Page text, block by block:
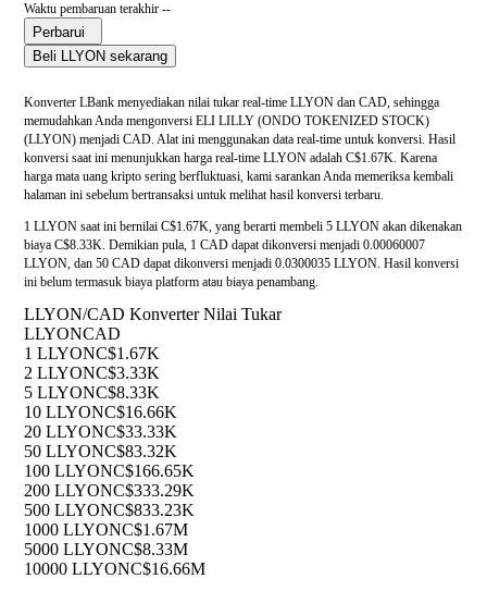
Waktu pembaruan terakhir --
Perbarui
Beli LLYON sekarang
Konverter LBank menyediakan nilai tukar real-time LLYON dan CAD, sehingga
memudahkan Anda mengonversi ELI LILLY (ONDO TOKENIZED STOCK)
(LLYON) menjadi CAD. Alat ini menggunakan data real-time untuk konversi. Hasil
konversi saat ini menunjukkan harga real-time LLYON adalah C$1.67K. Karena
harga mata uang kripto sering berfluktuasi, kami sarankan Anda memeriksa kembali
halaman ini sebelum bertransaksi untuk melihat hasil konversi terbaru.
1 LLYON saat ini bernilai C$1.67K, yang berarti membeli 5 LLYON akan dikenakan
biaya C$8.33K. Demikian pula, 1 CAD dapat dikonversi menjadi 0.00060007
LLYON, dan 50 CAD dapat dikonversi menjadi 0.0300035 LLYON. Hasil konversi
ini belum termasuk biaya platform atau biaya penambang.
LLYON/CAD Konverter Nilai Tukar
LLYONCAD
1 LLYONC$1.67K
2 LLYONC$3.33K
5 LLYONC$8.33K
10 LLYONC$16.66K
20 LLYONC$33.33K
50 LLYONC$83.32K
100 LLYONC$166.65K
200 LLYONC$333.29K
500 LLYONC$833.23K
1000 LLYONC$1.67M
5000 LLYONC$8.33M
10000 LLYONC$16.66M